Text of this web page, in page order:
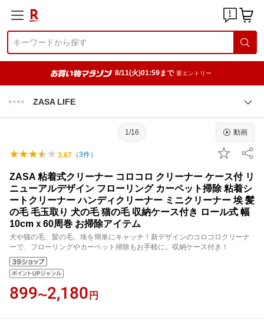
8/11(火)01:59まで 要エントリー
ZASA LIFE
1/16 動画
3.67 （3件）
ZASA 粘着式クリーナー コロコロ クリーナー ケース付 リ
ニューアルデザイン フローリング カーペット掃除 粘着シ
ートクリーナー ハンディクリーナー ミニクリーナー 埃 髪
の毛 毛玉取り 犬の毛 猫の毛 収納ケース付き ロール式 幅
10cmｘ60周巻 お掃除アイテム
犬や猫の毛、髪の毛、埃を簡単にキャッチ！新デザインのコロコロクリーナ
ーで、フローリングやカーペット掃除もお手軽に。収納ケース付き！
899〜2,180 円